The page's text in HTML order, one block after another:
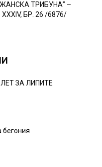
ТРИБУНА” –
БР. 26 /6876/
ЗА ЛИПИТЕ
бегония